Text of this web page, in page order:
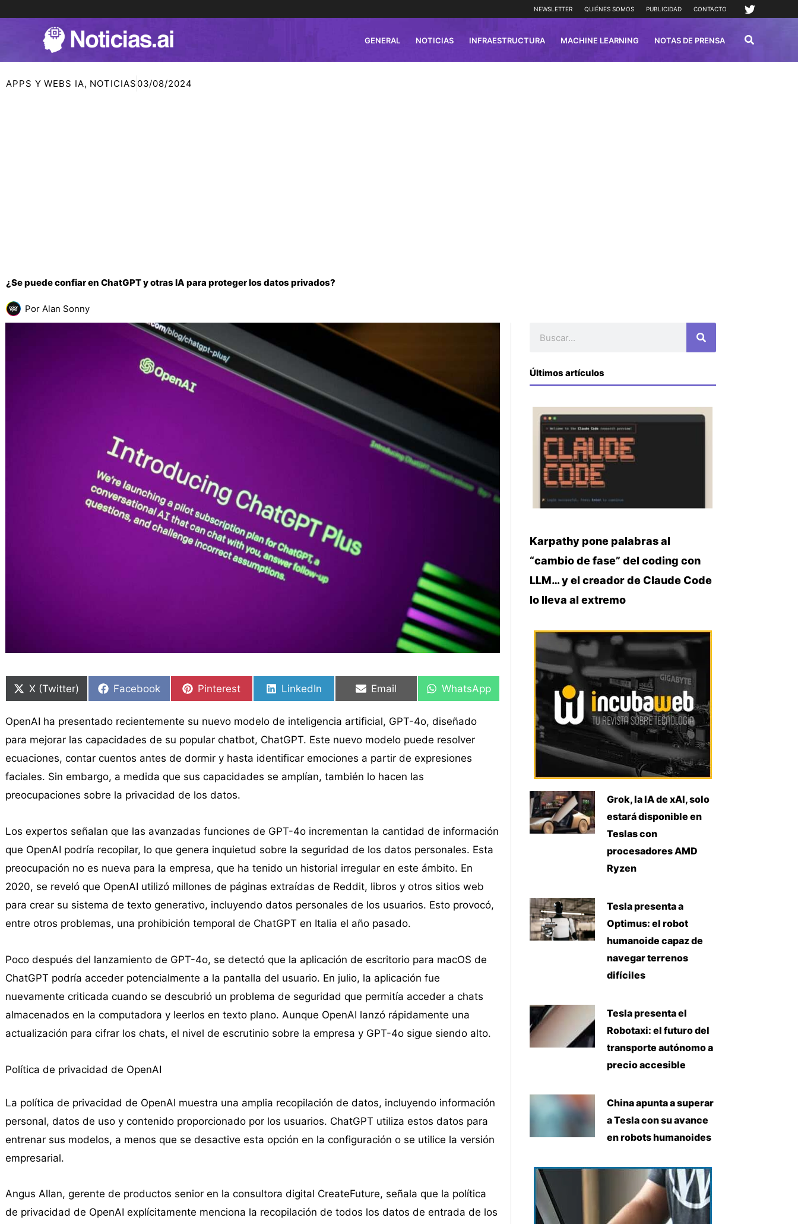
NEWSLETTER QUIÉNES SOMOS PUBLICIDAD CONTACTO
GENERAL NOTICIAS INFRAESTRUCTURA MACHINE LEARNING NOTAS DE PRENSA
APPS Y WEBS IA, NOTICIAS 03/08/2024
¿Se puede confiar en ChatGPT y otras IA para proteger los datos privados?
Por Alan Sonny
en
X (Twitter)
en
Facebook
en
Pinterest
en
LinkedIn
en
Email
en
WhatsApp
OpenAI ha presentado recientemente su nuevo modelo de inteligencia artificial, GPT-4o, diseñado
para mejorar las capacidades de su popular chatbot, ChatGPT. Este nuevo modelo puede resolver
ecuaciones, contar cuentos antes de dormir y hasta identificar emociones a partir de expresiones
faciales. Sin embargo, a medida que sus capacidades se amplían, también lo hacen las
preocupaciones sobre la privacidad de los datos.
Los expertos señalan que las avanzadas funciones de GPT-4o incrementan la cantidad de información
que OpenAI podría recopilar, lo que genera inquietud sobre la seguridad de los datos personales. Esta
preocupación no es nueva para la empresa, que ha tenido un historial irregular en este ámbito. En
2020, se reveló que OpenAI utilizó millones de páginas extraídas de Reddit, libros y otros sitios web
para crear su sistema de texto generativo, incluyendo datos personales de los usuarios. Esto provocó,
entre otros problemas, una prohibición temporal de ChatGPT en Italia el año pasado.
Poco después del lanzamiento de GPT-4o, se detectó que la aplicación de escritorio para macOS de
ChatGPT podría acceder potencialmente a la pantalla del usuario. En julio, la aplicación fue
nuevamente criticada cuando se descubrió un problema de seguridad que permitía acceder a chats
almacenados en la computadora y leerlos en texto plano. Aunque OpenAI lanzó rápidamente una
actualización para cifrar los chats, el nivel de escrutinio sobre la empresa y GPT-4o sigue siendo alto.
Política de privacidad de OpenAI
La política de privacidad de OpenAI muestra una amplia recopilación de datos, incluyendo información
personal, datos de uso y contenido proporcionado por los usuarios. ChatGPT utiliza estos datos para
entrenar sus modelos, a menos que se desactive esta opción en la configuración o se utilice la versión
empresarial.
Angus Allan, gerente de productos senior en la consultora digital CreateFuture, señala que la política
de privacidad de OpenAI explícitamente menciona la recopilación de todos los datos de entrada de los
en
en
en
en
en
en
Últimos artículos
Karpathy pone palabras al
“cambio de fase” del coding con
LLM… y el creador de Claude Code
lo lleva al extremo
Grok, la IA de xAI, solo
estará disponible en
Teslas con
procesadores AMD
Ryzen
Tesla presenta a
Optimus: el robot
humanoide capaz de
navegar terrenos
difíciles
Tesla presenta el
Robotaxi: el futuro del
transporte autónomo a
precio accesible
China apunta a superar
a Tesla con su avance
en robots humanoides